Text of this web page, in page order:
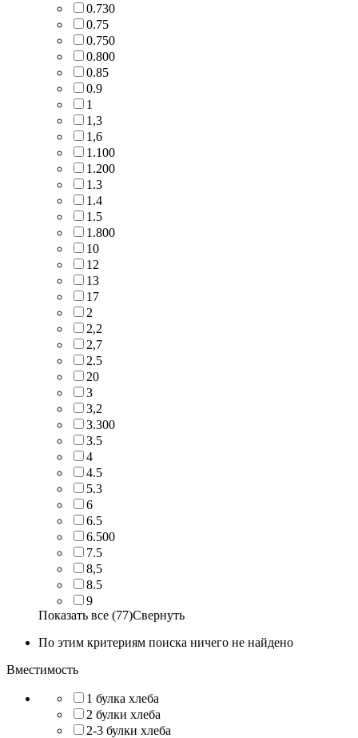
0.730
0.75
0.750
0.800
0.85
0.9
1
1,3
1,6
1.100
1.200
1.3
1.4
1.5
1.800
10
12
13
17
2
2,2
2,7
2.5
20
3
3,2
3.300
3.5
4
4.5
5.3
6
6.5
6.500
7.5
8,5
8.5
9
Показать все (77)Свернуть
По этим критериям поиска ничего не найдено
Вместимость
1 булка хлеба
2 булки хлеба
2-3 булки хлеба